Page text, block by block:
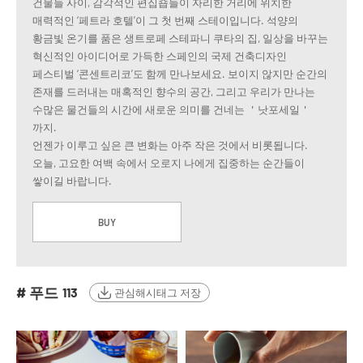
건물들 사이, 감각적인 편집숍들이 자리한 거리에 위치한
매력적인 ‘페트라 호텔’이 그 첫 번째 스테이입니다. 석양의
황금빛 온기를 품은 생트로페 스테파니 쿠타의 집, 일상을 바꾸는
혁신적인 아이디어로 가득한 스페인의 국제 건축디자인
페스티벌 ‘콘센트리코’도 함께 만나보세요. 보이지 않지만 순간의
존재를 드러내는 매혹적인 향수의 공간, 그리고 우리가 만나는
수많은 물건들의 시간에 새로운 의미를 건네는 ＇낫포세일＇
까지.
언젠가 이루고 싶은 큰 변화는 아주 작은 것에서 비롯됩니다.
오늘, 고요한 여백 속에서 오로지 나에게 집중하는 순간들이
쌓이길 바랍니다.
BUY
# 푸드 113 관심해시태그 저장